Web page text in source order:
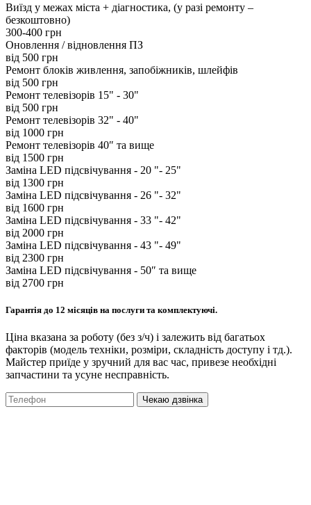
Виїзд у межах міста + діагностика, (у разі ремонту –
безкоштовно)
300-400 грн
Оновлення / відновлення ПЗ
від 500 грн
Ремонт блоків живлення, запобіжників, шлейфів
від 500 грн
Ремонт телевізорів 15" - 30"
від 500 грн
Ремонт телевізорів 32" - 40"
від 1000 грн
Ремонт телевізорів 40″ та вище
від 1500 грн
Заміна LED підсвічування - 20 "- 25"
від 1300 грн
Заміна LED підсвічування - 26 "- 32"
від 1600 грн
Заміна LED підсвічування - 33 "- 42"
від 2000 грн
Заміна LED підсвічування - 43 "- 49"
від 2300 грн
Заміна LED підсвічування - 50″ та вище
від 2700 грн
Гарантія до 12 місяців на послуги та комплектуючі.
Ціна вказана за роботу (без з/ч) і залежить від багатьох
факторів (модель техніки, розміри, складність доступу і тд.).
Майстер приїде у зручний для вас час, привезе необхідні
запчастини та усуне несправність.
Чекаю дзвінка